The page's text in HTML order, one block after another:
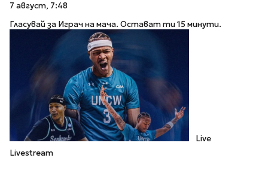
7 август, 7:48
Гласувай за Играч на мача. Остават ти 15 минути.
Live
Livestream